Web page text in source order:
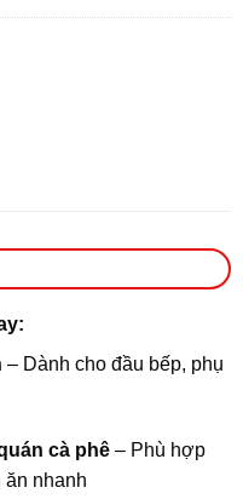
– Dành cho đầu bếp, phụ
cà phê– Phù hợp
ăn nhanh